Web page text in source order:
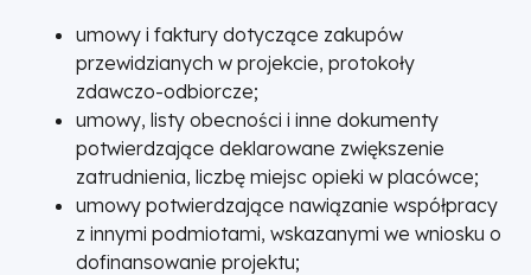
umowy i faktury dotyczące zakupów
przewidzianych w projekcie, protokoły
zdawczo-odbiorcze;
umowy, listy obecności i inne dokumenty
potwierdzające deklarowane zwiększenie
zatrudnienia, liczbę miejsc opieki w placówce;
umowy potwierdzające nawiązanie współpracy
z innymi podmiotami, wskazanymi we wniosku o
dofinansowanie projektu;